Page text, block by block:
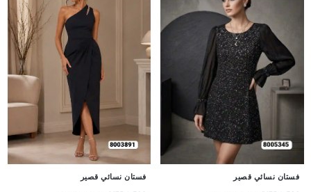
فستان نسائي قصير فستان نسائي قصير